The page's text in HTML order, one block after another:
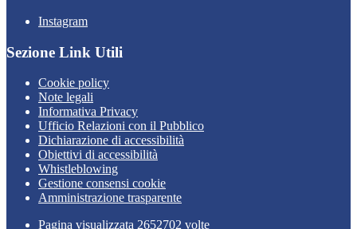
Instagram
Sezione Link Utili
Cookie policy
Note legali
Informativa Privacy
Ufficio Relazioni con il Pubblico
Dichiarazione di accessibilità
Obiettivi di accessibilità
Whistleblowing
Gestione consensi cookie
Amministrazione trasparente
Pagina visualizzata 2652702 volte